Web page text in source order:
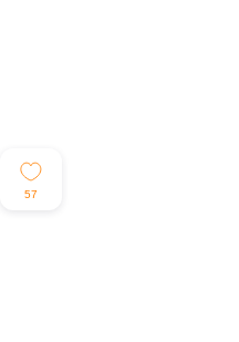
57